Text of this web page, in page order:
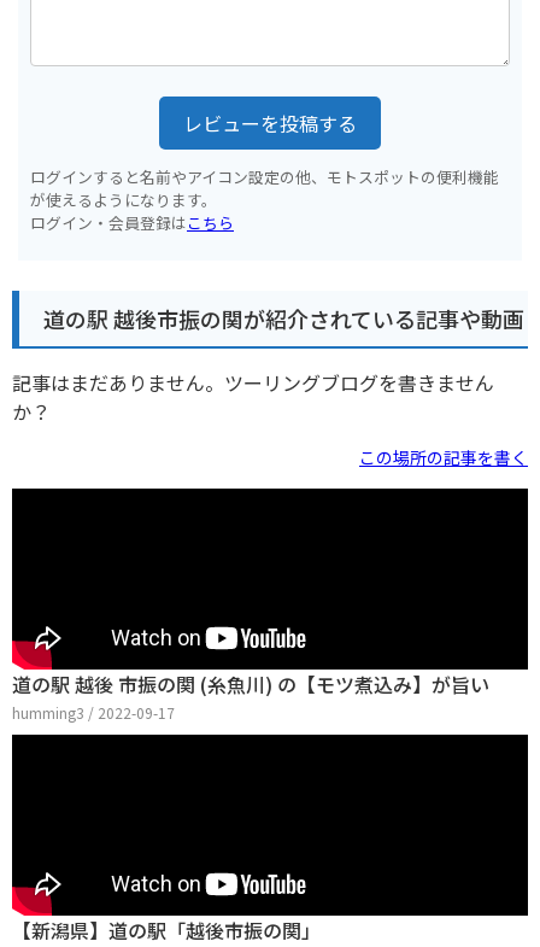
レビューを投稿する
ログインすると名前やアイコン設定の他、モトスポットの便利機能
が使えるようになります。
ログイン・会員登録はこちら
道の駅 越後市振の関が紹介されている記事や動画
記事はまだありません。ツーリングブログを書きません
か？
この場所の記事を書く
道の駅 越後 市振の関 (糸魚川) の【モツ煮込み】が旨い
humming3 / 2022-09-17
【新潟県】道の駅「越後市振の関」